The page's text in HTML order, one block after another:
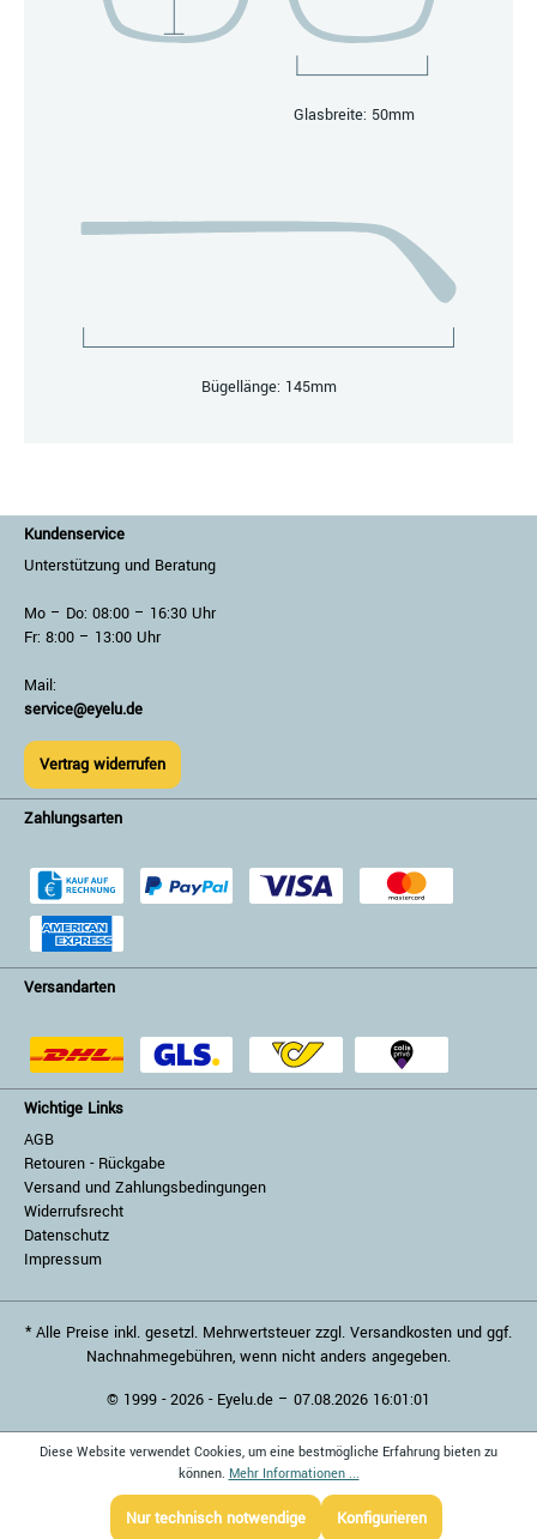
Glasbreite: 50mm
Bügellänge: 145mm
Kundenservice
Unterstützung und Beratung
Mo – Do: 08:00 – 16:30 Uhr
Fr: 8:00 – 13:00 Uhr
Mail:
service@eyelu.de
Vertrag widerrufen
Zahlungsarten
Versandarten
Wichtige Links
AGB
Retouren - Rückgabe
Versand und Zahlungsbedingungen
Widerrufsrecht
Datenschutz
Impressum
* Alle Preise inkl. gesetzl. Mehrwertsteuer zzgl. Versandkosten und ggf.
Nachnahmegebühren, wenn nicht anders angegeben.
© 1999 - 2026 - Eyelu.de – 07.08.2026 16:01:01
Diese Website verwendet Cookies, um eine bestmögliche Erfahrung bieten zu
können. Mehr Informationen ...
Nur technisch notwendige Konfigurieren